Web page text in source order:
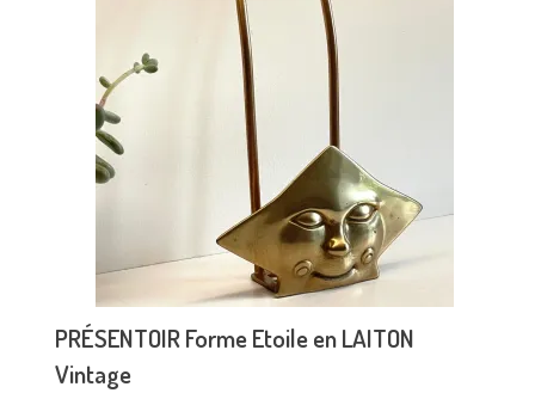
PRÉSENTOIR Forme Etoile en LAITON
Vintage